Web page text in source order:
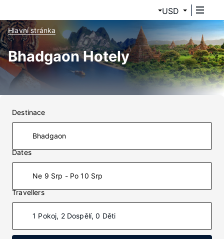
USD
Hlavní stránka
Bhadgaon Hotely
Destinace
Dates
Ne 9 Srp - Po 10 Srp
Travellers
1 Pokoj, 2 Dospělí, 0 Děti